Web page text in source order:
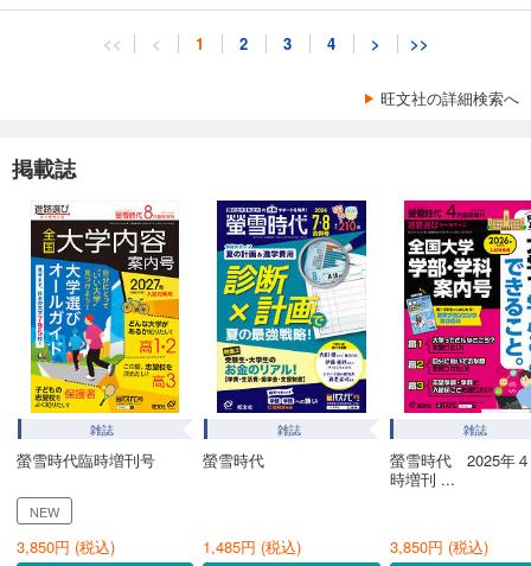
<< < 1 2 3 4 > >>
旺文社の詳細検索へ
掲載誌
雑誌
螢雪時代臨時増刊号
NEW
3,850円 (税込)
雑誌
螢雪時代
1,485円 (税込)
雑誌
螢雪時代 2025年
時増刊 ...
3,850円 (税込)